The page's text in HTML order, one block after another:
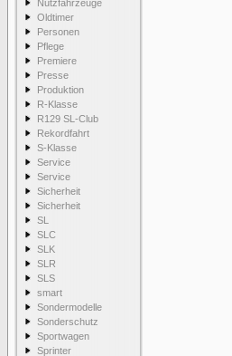
Nutzfahrzeuge
Oldtimer
Personen
Pflege
Premiere
Presse
Produktion
R-Klasse
R129 SL-Club
Rekordfahrt
S-Klasse
Service
Service
Sicherheit
Sicherheit
SL
SLC
SLK
SLR
SLS
smart
Sondermodelle
Sonderschutz
Sportwagen
Sprinter